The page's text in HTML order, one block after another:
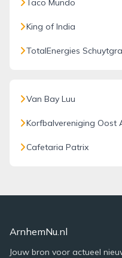
Taco Mundo
King of India
TotalEnergies
Van Bay Luu
Korfbalvereniging Oost
Cafetaria Patrix
ArnhemNu.nl
Jouw bron voor actueel